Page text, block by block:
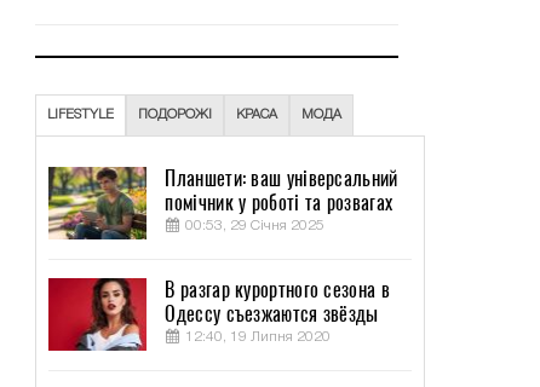
LIFESTYLE ПОДОРОЖІ КРАСА МОДА
Планшети: ваш універсальний
помічник у роботі та розвагах
00:53, 29 Січня 2025
В разгар курортного сезона в
Одессу съезжаются звёзды
12:40, 19 Липня 2020